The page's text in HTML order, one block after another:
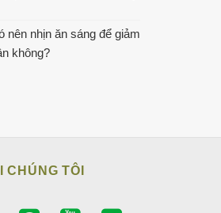
nên nhịn ăn sáng để giảm
không?
CHÚNG TÔI